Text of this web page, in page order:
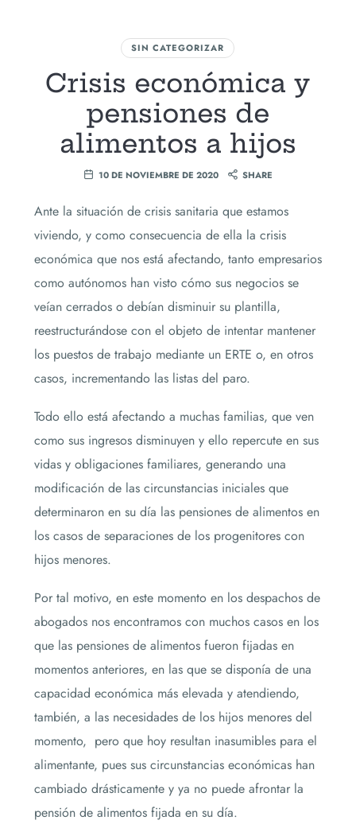
SIN CATEGORIZAR
Crisis económica y
pensiones de
alimentos a hijos
10 DE NOVIEMBRE DE 2020 SHARE
Ante la situación de crisis sanitaria que estamos
viviendo, y como consecuencia de ella la crisis
económica que nos está afectando, tanto empresarios
como autónomos han visto cómo sus negocios se
veían cerrados o debían disminuir su plantilla,
reestructurándose con el objeto de intentar mantener
los puestos de trabajo mediante un ERTE o, en otros
casos, incrementando las listas del paro.
Todo ello está afectando a muchas familias, que ven
como sus ingresos disminuyen y ello repercute en sus
vidas y obligaciones familiares, generando una
modificación de las circunstancias iniciales que
determinaron en su día las pensiones de alimentos en
los casos de separaciones de los progenitores con
hijos menores.
Por tal motivo, en este momento en los despachos de
abogados nos encontramos con muchos casos en los
que las pensiones de alimentos fueron fijadas en
momentos anteriores, en las que se disponía de una
capacidad económica más elevada y atendiendo,
también, a las necesidades de los hijos menores del
momento, pero que hoy resultan inasumibles para el
alimentante, pues sus circunstancias económicas han
cambiado drásticamente y ya no puede afrontar la
pensión de alimentos fijada en su día.